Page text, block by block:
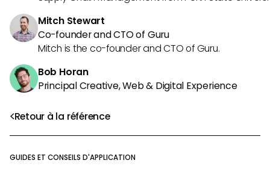
Retour à la référence
GUIDES ET CONSEILS D'APPLICATION
Mitch Stewart
Co-founder and CTO of Guru
Mitch is the co-founder and CTO of Guru.
Bob Horan
Principal Creative, Web & Digital Experience